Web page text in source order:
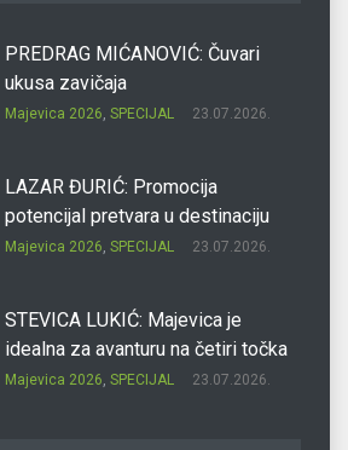
PREDRAG MIĆANOVIĆ: Čuvari
ukusa zavičaja
Majevica 2026, SPECIJAL 23.07.2026.
LAZAR ĐURIĆ: Promocija
potencijal pretvara u destinaciju
Majevica 2026, SPECIJAL 23.07.2026.
STEVICA LUKIĆ: Majevica je
idealna za avanturu na četiri točka
Majevica 2026, SPECIJAL 23.07.2026.